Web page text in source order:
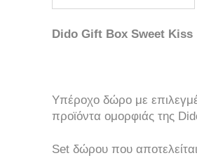
Dido Gift Box Sweet Kiss
Υπέροχο δώρο με
προϊόντα ομορφιάς της
Set δώρου που